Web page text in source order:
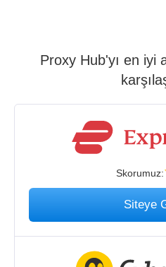
Proxy Hub'yı en iyi
Skorumuz:
Siteye